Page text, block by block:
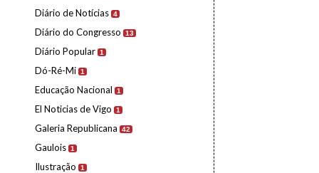
Diário de Notícias 4
Diário do Congresso 13
Diário Popular 1
Dó-Ré-Mi 1
Educação Nacional 1
El Noticias de Vigo 1
Galeria Republicana 42
Gaulois 1
Ilustração 1